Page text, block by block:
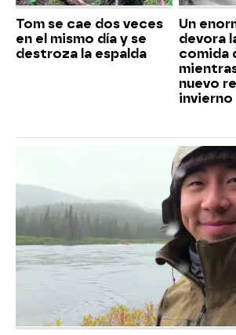
Tom se cae dos veces
en el mismo día y se
destroza la espalda
Un
devora
comida
nuevo
invierno